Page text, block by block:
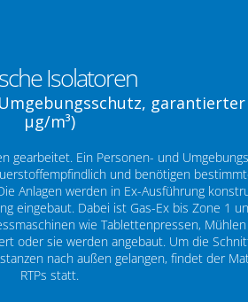
Isolatoren
garantierter
μg/m³)
gearbeitet. Ein Personen- und
und benötigen
Anlagen werden in Ex-Ausführung
eingebaut. Dabei ist Gas-Ex bis Zone 1
wie Tablettenpressen,
oder sie werden angebaut. Um die
nach außen gelangen, findet der
RTPs statt.